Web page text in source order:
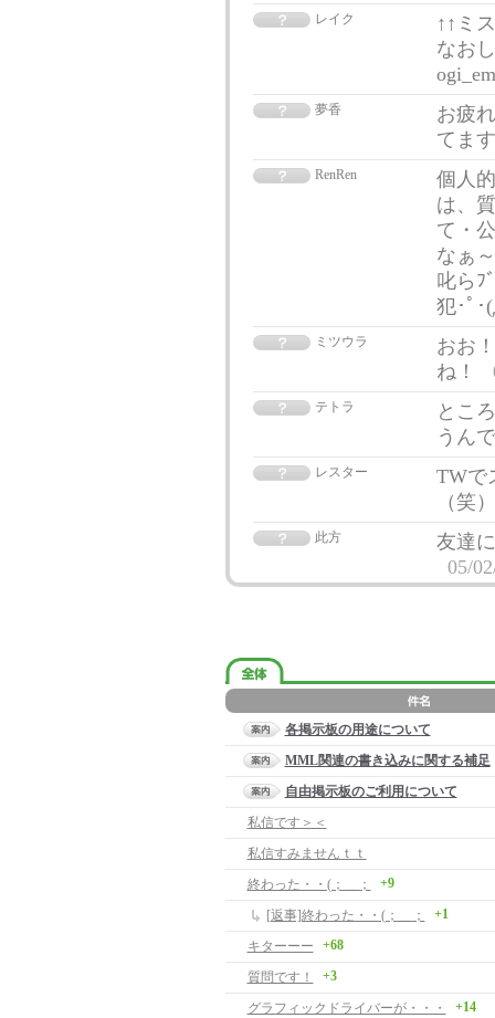
レイク
↑↑ミ
なお
夢香
お疲
てま
RenRen
個人
は、
て・
なぁ
叱ら
犯･ﾟ
ミツウラ
おお
ね！
テトラ
とこ
うん
レスター
TWで
（笑
此方
友達
05/
各掲示板の用途について
MML関連の書き込みに関する補足
自由掲示板のご利用について
私信です＞＜
私信すみませんｔｔ
終わった・・(；＿；
+9
[返事]終わった・・(；＿； +1
キターーー +68
質問です！ +3
グラフィックドライバーが・・・ +14